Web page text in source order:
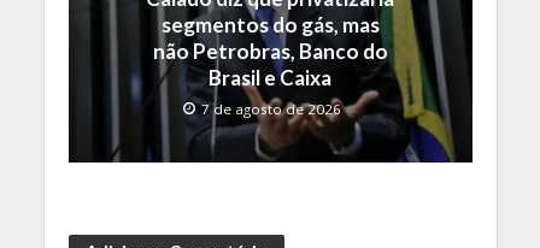
segmentos do gás, mas
não Petrobras, Banco do
Brasil e Caixa
7 de agosto de 2026